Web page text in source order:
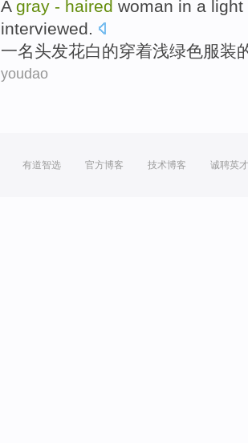
A gray - haired woman in a
interviewed.
一名头发花白的穿着浅绿色服装
youdao
有道智选 官方博客 技术博客 诚聘英才